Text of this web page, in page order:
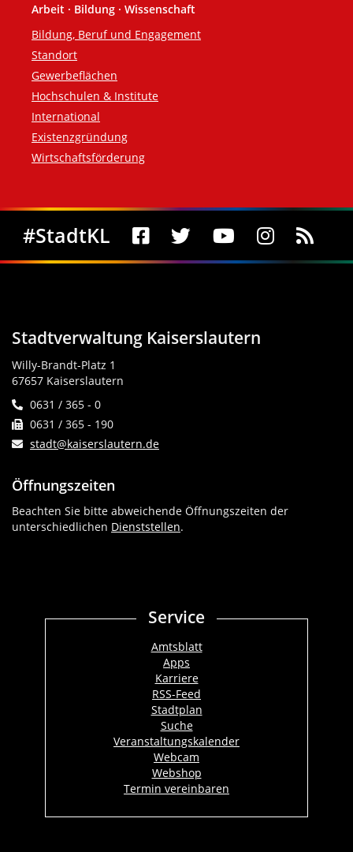
Arbeit · Bildung · Wissenschaft
Bildung, Beruf und Engagement
Standort
Gewerbeflächen
Hochschulen & Institute
International
Existenzgründung
Wirtschaftsförderung
Social Media
#StadtKL
Stadtverwaltung Kaiserslautern
Willy-Brandt-Platz 1
67657 Kaiserslautern
0631 / 365 - 0
0631 / 365 - 190
stadt@kaiserslautern.de
Öffnungszeiten
Beachten Sie bitte abweichende Öffnungszeiten der
unterschiedlichen Dienststellen.
Service
Amtsblatt
Apps
Karriere
RSS-Feed
Stadtplan
Suche
Veranstaltungskalender
Webcam
Webshop
Termin vereinbaren